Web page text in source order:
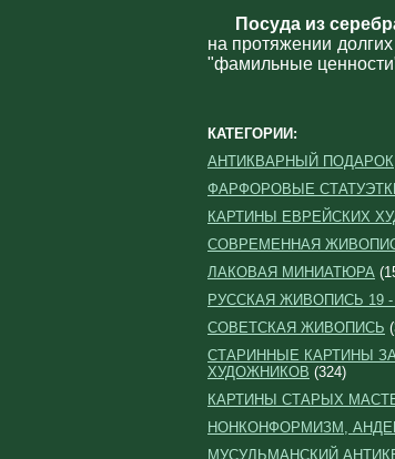
Посуда из
на протяжении
"фамильные
КАТЕГОРИИ:
АНТИКВАРНЫЙ ПОДАРОК
ФАРФОРОВЫЕ
КАРТИНЫ ЕВРЕЙСКИХ
СОВРЕМЕННАЯ
ЛАКОВАЯ МИНИАТЮРА
РУССКАЯ ЖИВОПИСЬ 19 -
СОВЕТСКАЯ ЖИВОПИСЬ
СТАРИННЫЕ КАРТИНЫ
ХУДОЖНИКОВ (324)
КАРТИНЫ СТАРЫХ
НОНКОНФОРМИЗМ,
МУСУЛЬМАНСКИЙ